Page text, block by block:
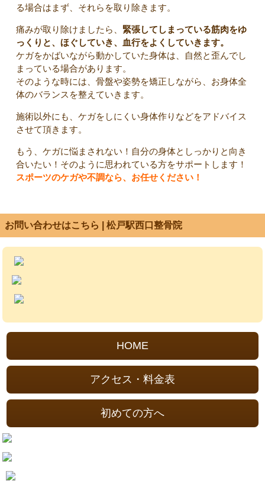
る場合はまず、それらを取り除きます。
痛みが取り除けましたら、 緊張してしまっている筋肉をゆ
っくりと、ほぐしていき、血行をよくしていきます。
ケガをかばいながら動かしていた身体は、自然と歪んでし
まっている場合があります。
そのような時には、骨盤や姿勢を矯正しながら、お身体全
体のバランスを整えていきます。
施術以外にも、ケガをしにくい身体作りなどをアドバイス
させて頂きます。
もう、ケガに悩まされない！自分の身体としっかりと向き
合いたい！そのように思われている方をサポートします！
スポーツのケガや不調なら、お任せください！
お問い合わせはこちら | 松戸駅西口整骨院
HOME
アクセス・料金表
初めての方へ